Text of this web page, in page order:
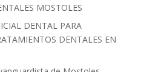
MOSTOLES
DENTAL PARA
DENTALES EN